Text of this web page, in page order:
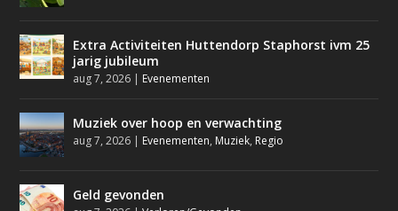
Extra Activiteiten Huttendorp Staphorst ivm 25
jarig jubileum
aug 7, 2026 Evenementen
Muziek over hoop en verwachting
aug 7, 2026 Evenementen, Muziek, Regio
Geld gevonden